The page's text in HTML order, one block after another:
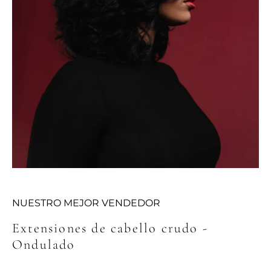
NUESTRO MEJOR VENDEDOR
Extensiones de cabello crudo -
Ondulado